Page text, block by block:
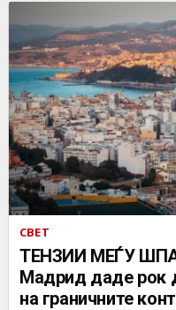
СВЕТ
ТЕНЗИИ МЕЃУ
Мадрид даде рок
на граничните